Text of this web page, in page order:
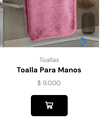
Toallas
Toalla Para Manos
Microfibra Lis 5104
$ 9.000